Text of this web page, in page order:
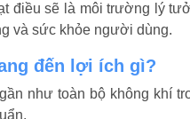
điều sẽ là môi trường lý
và sức khỏe người dùng.
đến lợi ích gì?
như toàn bộ không khí